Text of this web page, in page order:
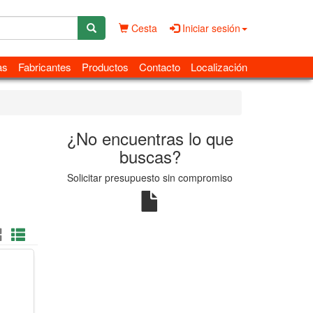
Cesta Iniciar sesión
Fabricantes Productos Contacto Localización
¿No encuentras lo que
buscas?
Solicitar presupuesto sin compromiso